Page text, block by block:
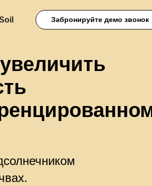
Забронируйте демо звонок